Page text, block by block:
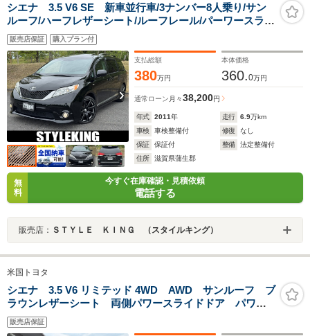
シエナ 3.5 V6 SE 新車並行車/3ナンバー8人乗り/サン
ルーフ/ハーフレザーシート/ルーフレール/パーワースライ
ドドア/パワーバックドア/イクリプスナビ・フルセグ
TV/ETC/Bカメ/9インチリアモニター/20インチAW/LEDヘ
ッド・テールライト
販売店保証 購入プラン付
支払総額
380万円
本体価格
360.0万円
通常ローン 月々38,200円
年式 2011年 走行 6.9万km
車検
車検整備付 修復
なし
保証
保証付 整備
法定整備付
住所
滋賀県蒲生郡
無
料
今すぐ在庫確認・見積依頼
電話する
販売店： ＳＴＹＬＥ ＫＩＮＧ （スタイルキング）
米国トヨタ
シエナ 3.5 V6 リミテッド 4WD AWD サンルーフ ブ
ラウンレザーシート 両側パワースライドドア パワー
バックドア オットマン カロッェリアナビ 地デジ
TV トヨタセーフティセンス
販売店保証